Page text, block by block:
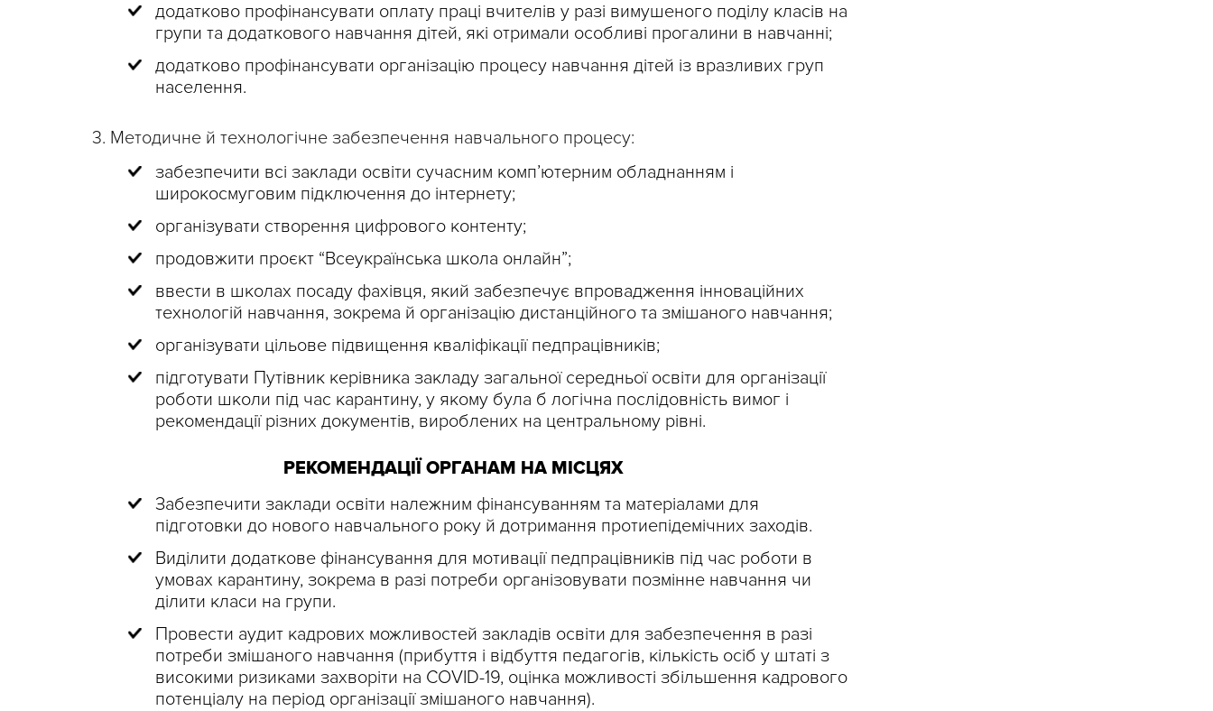
додатково профінансувати оплату праці вчителів у разі вимушеного поділу класів на
групи та додаткового навчання дітей, які отримали особливі прогалини в навчанні;
додатково профінансувати організацію процесу навчання дітей із вразливих груп
населення.
3. Методичне й технологічне забезпечення навчального процесу:
забезпечити всі заклади освіти сучасним комп’ютерним обладнанням і
широкосмуговим підключення до інтернету;
організувати створення цифрового контенту;
продовжити проєкт “Всеукраїнська школа онлайн”;
ввести в школах посаду фахівця, який забезпечує впровадження інноваційних
технологій навчання, зокрема й організацію дистанційного та змішаного навчання;
організувати цільове підвищення кваліфікації педпрацівників;
підготувати Путівник керівника закладу загальної середньої освіти для організації
роботи школи під час карантину, у якому була б логічна послідовність вимог і
рекомендації різних документів, вироблених на центральному рівні.
РЕКОМЕНДАЦІЇ ОРГАНАМ НА МІСЦЯХ
Забезпечити заклади освіти належним фінансуванням та матеріалами для
підготовки до нового навчального року й дотримання протиепідемічних заходів.
Виділити додаткове фінансування для мотивації педпрацівників під час роботи в
умовах карантину, зокрема в разі потреби організовувати позмінне навчання чи
ділити класи на групи.
Провести аудит кадрових можливостей закладів освіти для забезпечення в разі
потреби змішаного навчання (прибуття і відбуття педагогів, кількість осіб у штаті з
високими ризиками захворіти на COVID-19, оцінка можливості збільшення кадрового
потенціалу на період організації змішаного навчання).